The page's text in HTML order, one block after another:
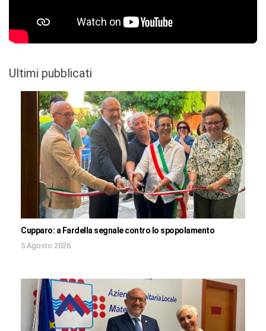
Ultimi pubblicati
Cupparo: a Fardella segnale contro lo spopolamento
5 Agosto 2026